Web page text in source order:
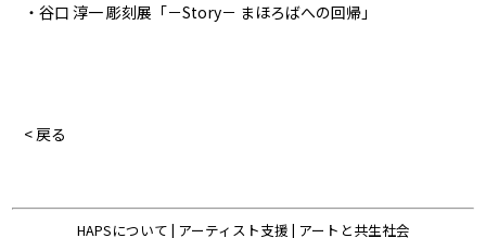
・谷口 淳一 彫刻展「－Story－ まほろばへの回帰」
< 戻る
HAPSについて | アーティスト支援 | アートと共生社会